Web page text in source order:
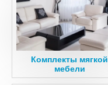
Комплекты мягкой
мебели